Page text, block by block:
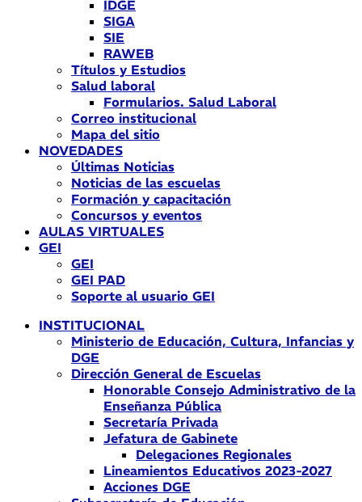
IDGE
SIGA
SIE
RAWEB
Títulos y Estudios
Salud laboral
Formularios. Salud Laboral
Correo institucional
Mapa del sitio
NOVEDADES
Últimas Noticias
Noticias de las escuelas
Formación y capacitación
Concursos y eventos
AULAS VIRTUALES
GEI
GEI
GEI PAD
Soporte al usuario GEI
INSTITUCIONAL
Ministerio de Educación, Cultura, Infancias y
DGE
Dirección General de Escuelas
Honorable Consejo Administrativo de la
Enseñanza Pública
Secretaría Privada
Jefatura de Gabinete
Delegaciones Regionales
Lineamientos Educativos 2023-2027
Acciones DGE